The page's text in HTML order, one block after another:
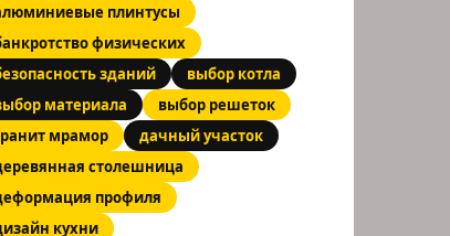
плинтусы
физических
зданий
выбор котла
материала
выбор решеток
мрамор
дачный участок
столешница
профиля
кухни